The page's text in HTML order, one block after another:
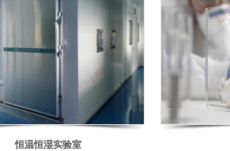
恒温恒湿实验室